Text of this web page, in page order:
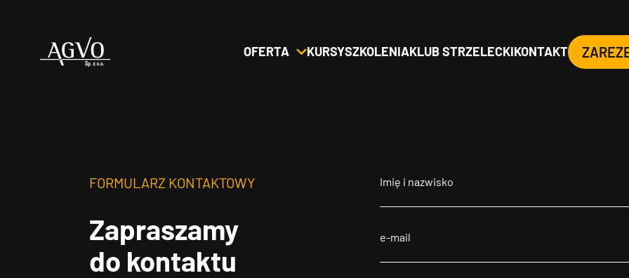
Header
OFERTA KURSYSZKOLENIAKLUB STRZELECKIKONTAKT
FORMULARZ KONTAKTOWY
Zapraszamy
do kontaktu